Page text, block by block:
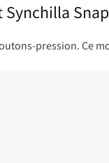
pression. Ce